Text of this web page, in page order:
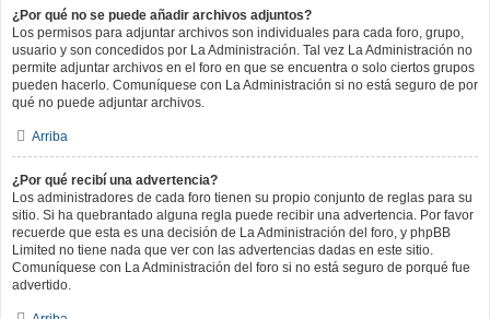
¿Por qué no se puede añadir archivos adjuntos?
Los permisos para adjuntar archivos son individuales para cada foro, grupo,
usuario y son concedidos por La Administración. Tal vez La Administración no
permite adjuntar archivos en el foro en que se encuentra o solo ciertos grupos
pueden hacerlo. Comuníquese con La Administración si no está seguro de por
qué no puede adjuntar archivos.
Arriba
¿Por qué recibí una advertencia?
Los administradores de cada foro tienen su propio conjunto de reglas para su
sitio. Si ha quebrantado alguna regla puede recibir una advertencia. Por favor
recuerde que esta es una decisión de La Administración del foro, y phpBB
Limited no tiene nada que ver con las advertencias dadas en este sitio.
Comuníquese con La Administración del foro si no está seguro de porqué fue
advertido.